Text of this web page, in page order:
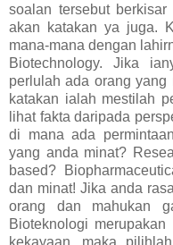
soalan tersebut
akan katakan ya juga.
mana-mana dengan
Biotechnology. Jika
perlulah ada orang yang
katakan ialah mestilah
lihat fakta daripada
di mana ada
yang anda minat?
based?
dan minat! Jika anda
orang dan mahukan
Bioteknologi
kekayaan, maka